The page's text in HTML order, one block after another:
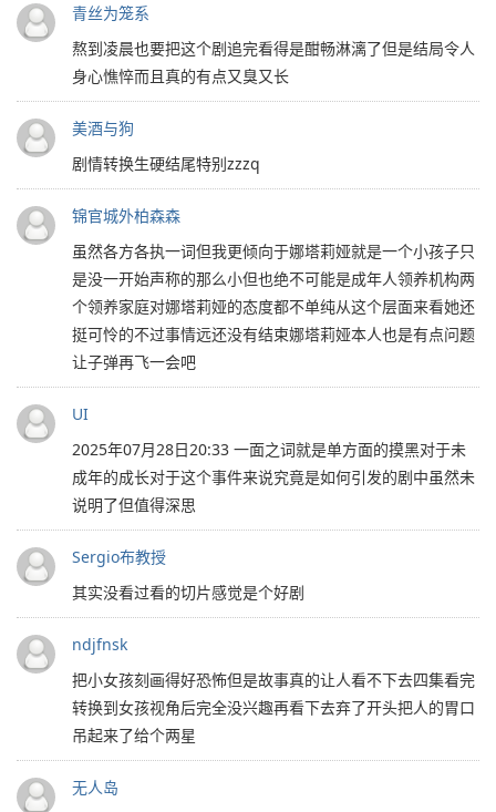
青丝为笼系
熬到凌晨也要把这个剧追完看得是酣畅淋漓了但是结局令人
身心憔悴而且真的有点又臭又长
美酒与狗
剧情转换生硬结尾特别zzzq
锦官城外柏森森
虽然各方各执一词但我更倾向于娜塔莉娅就是一个小孩子只
是没一开始声称的那么小但也绝不可能是成年人领养机构两
个领养家庭对娜塔莉娅的态度都不单纯从这个层面来看她还
挺可怜的不过事情远还没有结束娜塔莉娅本人也是有点问题
让子弹再飞一会吧
UI
2025年07月28日20:33 一面之词就是单方面的摸黑对于未
成年的成长对于这个事件来说究竟是如何引发的剧中虽然未
说明了但值得深思
Sergio布教授
其实没看过看的切片感觉是个好剧
ndjfnsk
把小女孩刻画得好恐怖但是故事真的让人看不下去四集看完
转换到女孩视角后完全没兴趣再看下去弃了开头把人的胃口
吊起来了给个两星
无人岛